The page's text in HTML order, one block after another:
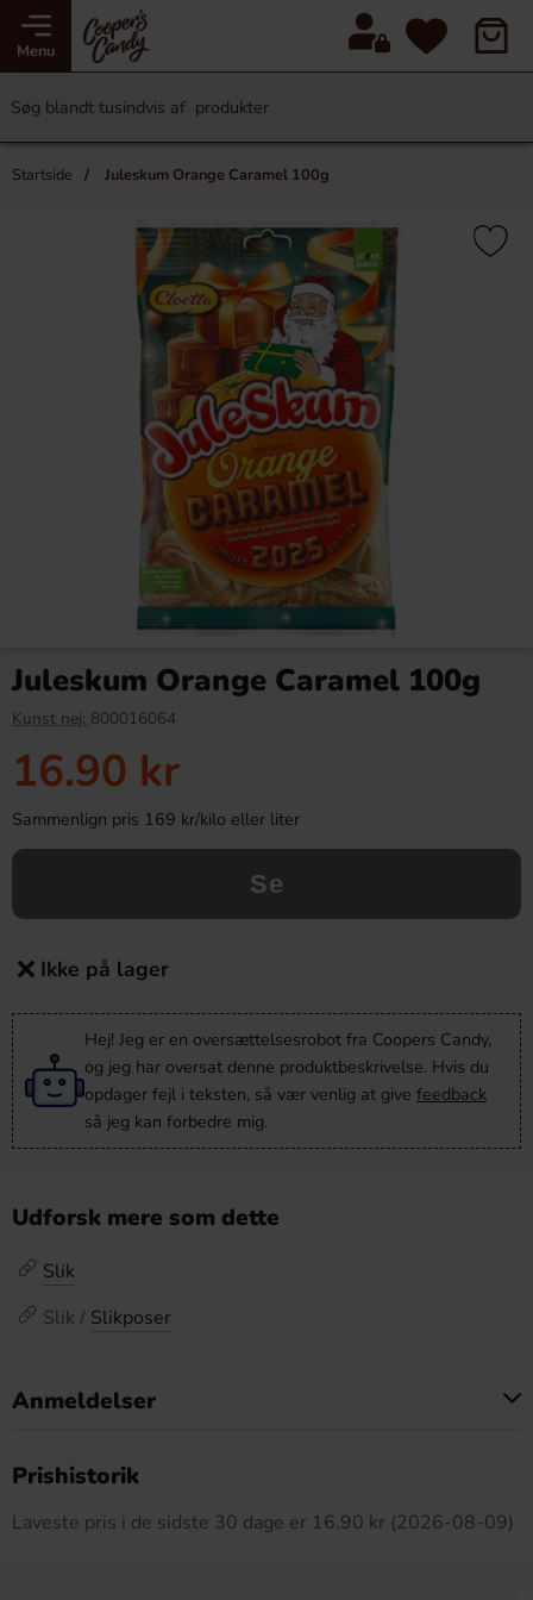
Menu
Startside Juleskum Orange Caramel 100g
Juleskum Orange Caramel 100g
Kunst nej: 800016064
16.90 kr
Sammenlign pris 169 kr/kilo eller liter
Se
Ikke på lager
Hej! Jeg er en oversættelsesrobot fra Coopers Candy,
og jeg har oversat denne produktbeskrivelse. Hvis du
opdager fejl i teksten, så vær venlig at give feedback
så jeg kan forbedre mig.
Udforsk mere som dette
Slik
Slik / Slikposer
Anmeldelser
Prishistorik
Laveste pris i de sidste 30 dage er 16.90 kr (2026-08-09)